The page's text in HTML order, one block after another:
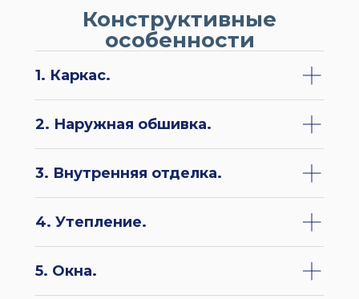
Конструктивные
особенности
1. Каркас.
2. Наружная обшивка.
3. Внутренняя отделка.
4. Утепление.
5. Окна.